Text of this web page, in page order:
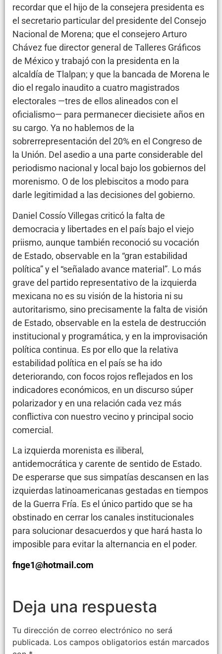
recordar que el hijo de la consejera presidenta es
el secretario particular del presidente del Consejo
Nacional de Morena; que el consejero Arturo
Chávez fue director general de Talleres Gráficos
de México y trabajó con la presidenta en la
alcaldía de Tlalpan; y que la bancada de Morena le
dio el regalo inaudito a cuatro magistrados
electorales —tres de ellos alineados con el
oficialismo— para permanecer diecisiete años en
su cargo. Ya no hablemos de la
sobrerrepresentación del 20% en el Congreso de
la Unión. Del asedio a una parte considerable del
periodismo nacional y local bajo los gobiernos del
morenismo. O de los plebiscitos a modo para
darle legitimidad a las decisiones del gobierno.
Daniel Cossío Villegas criticó la falta de
democracia y libertades en el país bajo el viejo
priismo, aunque también reconoció su vocación
de Estado, observable en la “gran estabilidad
política” y el “señalado avance material”. Lo más
grave del partido representativo de la izquierda
mexicana no es su visión de la historia ni su
autoritarismo, sino precisamente la falta de visión
de Estado, observable en la estela de destrucción
institucional y programática, y en la improvisación
política continua. Es por ello que la relativa
estabilidad política en el país se ha ido
deteriorando, con focos rojos reflejados en los
indicadores económicos, en un discurso súper
polarizador y en una relación cada vez más
conflictiva con nuestro vecino y principal socio
comercial.
La izquierda morenista es iliberal,
antidemocrática y carente de sentido de Estado.
De esperarse que sus simpatías descansen en las
izquierdas latinoamericanas gestadas en tiempos
de la Guerra Fría. Es el único partido que se ha
obstinado en cerrar los canales institucionales
para solucionar desacuerdos y que hará hasta lo
imposible para evitar la alternancia en el poder.
fnge1@hotmail.com
Deja una respuesta
Tu dirección de correo electrónico no será
publicada. Los campos obligatorios están marcados